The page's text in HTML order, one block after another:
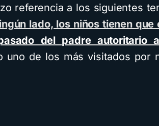
referencia a los siguientes
lado, los niños tienen que
del padre autoritario
uno de los más visitados por